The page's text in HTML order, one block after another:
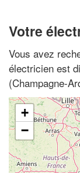
Votre
Vous avez
électricien est
(Champagne-
+
−